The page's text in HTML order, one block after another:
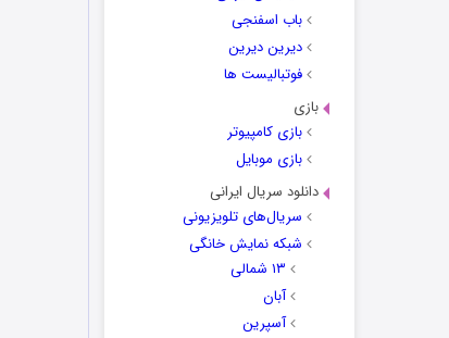
باب اسفنجی
دیرین دیرین
فوتبالیست ها
بازی
بازی کامپیوتر
بازی موبایل
دانلود سریال ایرانی
سریال‌های تلویزیونی
شبکه نمایش خانگی
۱۳ شمالی
آبان
آسپرین